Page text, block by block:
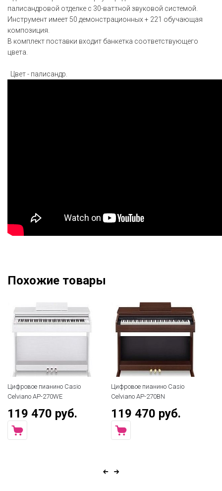
палисандровой отделке с 30-ваттной звуковой системой.
Инструмент имеет 50 демонстрационных + 221 обучающая
композиция.
В комплект поставки входит банкетка соответствующего
цвета.
Цвет - палисандр.
Похожие товары
Цифровое пианино Casio
Celviano AP-270BN
119 470 руб.
Цифровое пианино Casio
Celviano AP-270BK
119 470 руб.